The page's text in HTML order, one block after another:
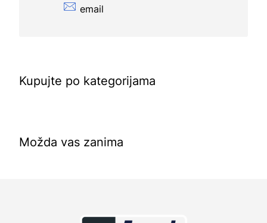
email
Kupujte po kategorijama
Možda vas zanima